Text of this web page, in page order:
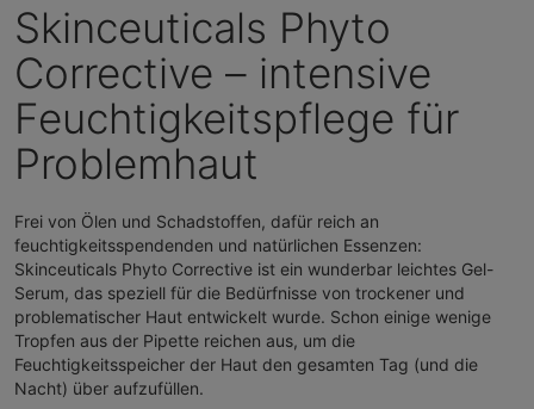
Skinceuticals Phyto
Corrective – intensive
Feuchtigkeitspflege für
Problemhaut
Frei von Ölen und Schadstoffen, dafür reich an
feuchtigkeitsspendenden und natürlichen Essenzen:
Skinceuticals Phyto Corrective ist ein wunderbar leichtes Gel-
Serum, das speziell für die Bedürfnisse von trockener und
problematischer Haut entwickelt wurde. Schon einige wenige
Tropfen aus der Pipette reichen aus, um die
Feuchtigkeitsspeicher der Haut den gesamten Tag (und die
Nacht) über aufzufüllen.